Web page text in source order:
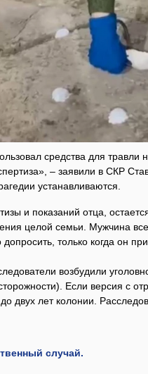
средства для травли
– заявили в СКР
устанавливаются.
и показаний отца,
целой семьи. Мужчина
только когда он
возбудили
Если версия с
двух лет колонии.
случай.